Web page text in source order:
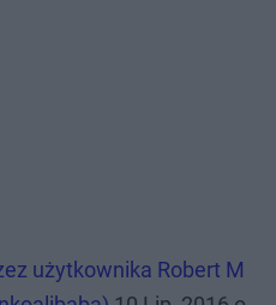
użytkownika Robert M